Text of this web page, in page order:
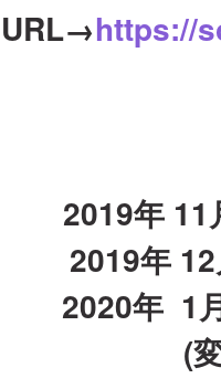
URL→https://
2019年 11
2019年
2020年  1
(